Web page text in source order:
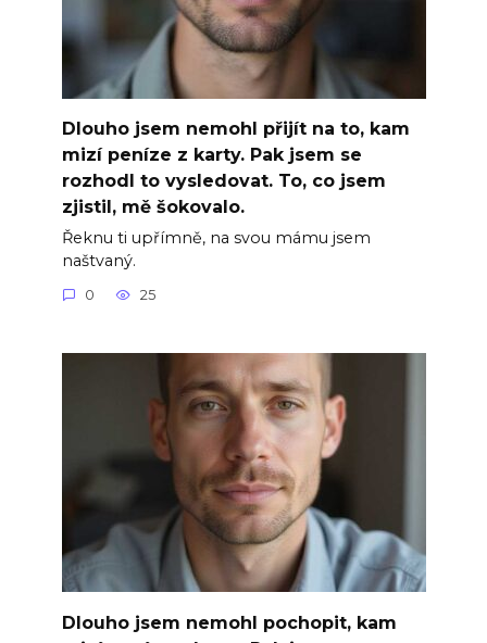
Dlouho jsem nemohl přijít na to, kam
mizí peníze z karty. Pak jsem se
rozhodl to vysledovat. To, co jsem
zjistil, mě šokovalo.
Řeknu ti upřímně, na svou mámu jsem
naštvaný.
0 25
Dlouho jsem nemohl pochopit, kam